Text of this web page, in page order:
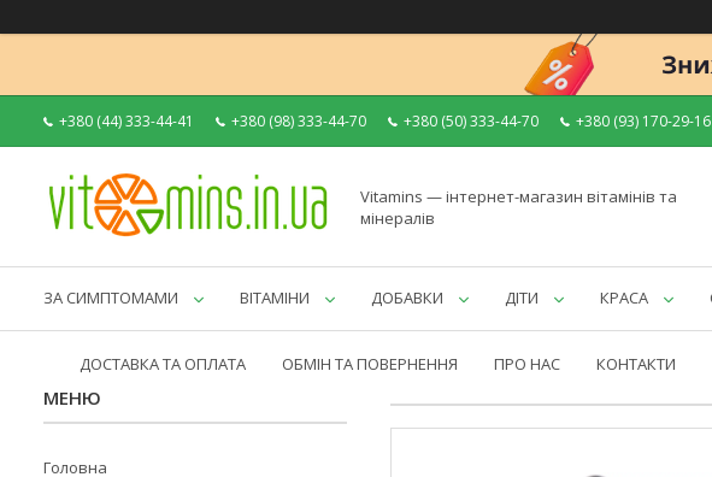
+380 (44) 333-44-41 +380 (98) 333-44-70 +380 (50) 333-44-70 +380 (93) 170-29-16
Vitamins — інтернет-магазин вітамінів та
мінералів
ЗА СИМПТОМАМИ ВІТАМІНИ ДОБАВКИ ДІТИ КРАСА
ДОСТАВКА ТА ОПЛАТА ОБМІН ТА ПОВЕРНЕННЯ ПРО НАС КОНТАКТИ
Головна